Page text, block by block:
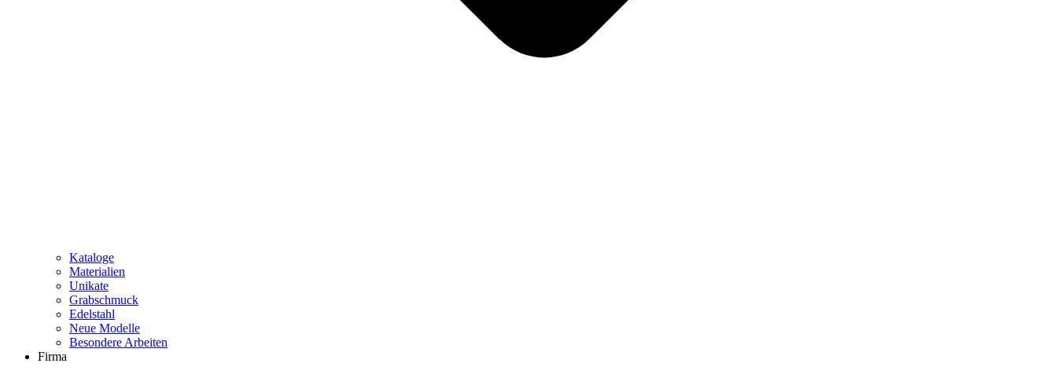
Kataloge
Materialien
Unikate
Grabschmuck
Edelstahl
Neue Modelle
Besondere Arbeiten
Firma